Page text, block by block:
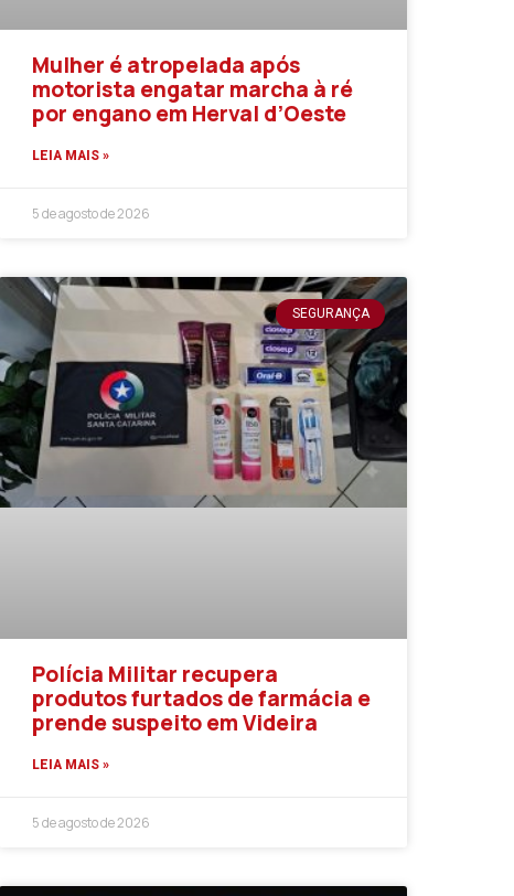
Mulher é atropelada após
motorista engatar marcha à ré
por engano em Herval d’Oeste
LEIA MAIS »
5 de agosto de 2026
SEGURANÇA
Polícia Militar recupera
produtos furtados de farmácia e
prende suspeito em Videira
LEIA MAIS »
5 de agosto de 2026